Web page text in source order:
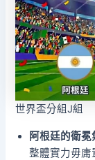
世界盃分組J組
阿根廷的衛冕
整體實力毋庸